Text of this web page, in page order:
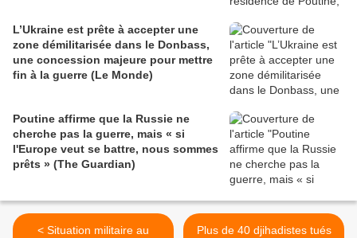
L’Ukraine est prête à accepter une
zone démilitarisée dans le Donbass,
une concession majeure pour mettre
fin à la guerre (Le Monde)
Poutine affirme que la Russie ne
cherche pas la guerre, mais « si
l'Europe veut se battre, nous sommes
prêts » (The Guardian)
< Situation militaire au
Plus de 40 djihadistes tués